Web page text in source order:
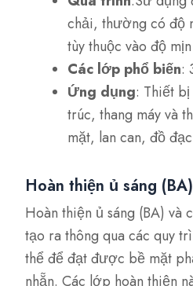
chải, thường có độ
tùy thuộc vào độ
Các lớp phổ biến:
Ứng dụng: Thiết
trúc, thang máy và
mặt, lan can, đồ
Hoàn thiện ủ sáng
Hoàn thiện ủ sáng (BA) và
tạo ra thông qua các quy
thể để đạt được bề mặt
nhẵn. Các lớp hoàn thiện